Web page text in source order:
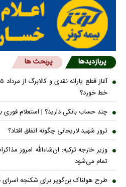
پربازدیدها پربحث ها
خط خورد؟
چند حساب بانکی دارید؟ | استعلام
ترور شهید لاریجانی چگونه اتفاق افتاد؟
وزیر خارجه ترکیه: ان‌شاءالله امروز
تمام می‌شود
طرح هولناک بن‌گویر برای شکنجه اسرای